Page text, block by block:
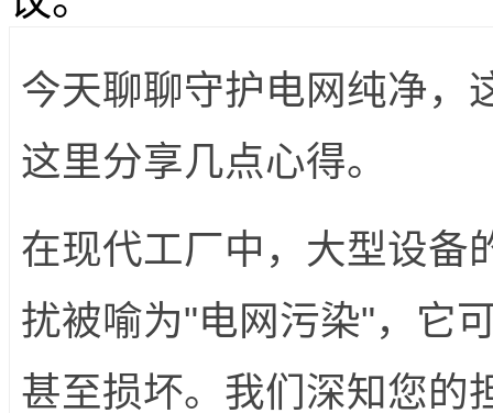
今天聊聊守护电网纯净，
这里分享几点心得。
在现代工厂中，大型设备
扰被喻为"电网污染"，它
甚至损坏。我们深知您的